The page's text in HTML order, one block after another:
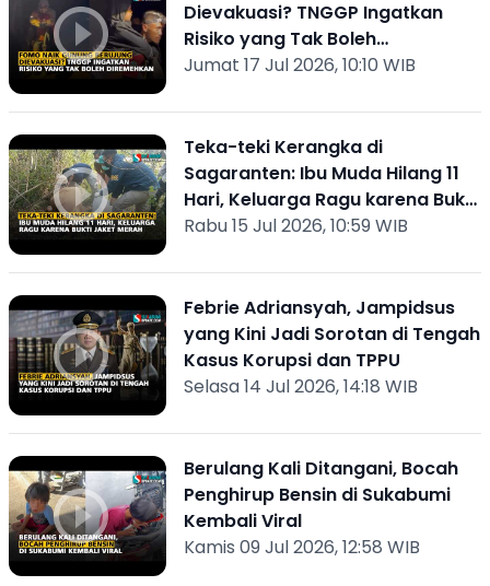
Dievakuasi? TNGGP Ingatkan
Risiko yang Tak Boleh
Diremehkan
Jumat 17 Jul 2026, 10:10 WIB
Teka-teki Kerangka di
Sagaranten: Ibu Muda Hilang 11
Hari, Keluarga Ragu karena Bukti
Jaket Merah
Rabu 15 Jul 2026, 10:59 WIB
Febrie Adriansyah, Jampidsus
yang Kini Jadi Sorotan di Tengah
Kasus Korupsi dan TPPU
Selasa 14 Jul 2026, 14:18 WIB
Berulang Kali Ditangani, Bocah
Penghirup Bensin di Sukabumi
Kembali Viral
Kamis 09 Jul 2026, 12:58 WIB